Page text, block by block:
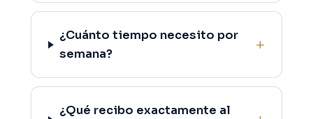
¿Cuánto tiempo necesito por
semana?
¿Qué recibo exactamente al